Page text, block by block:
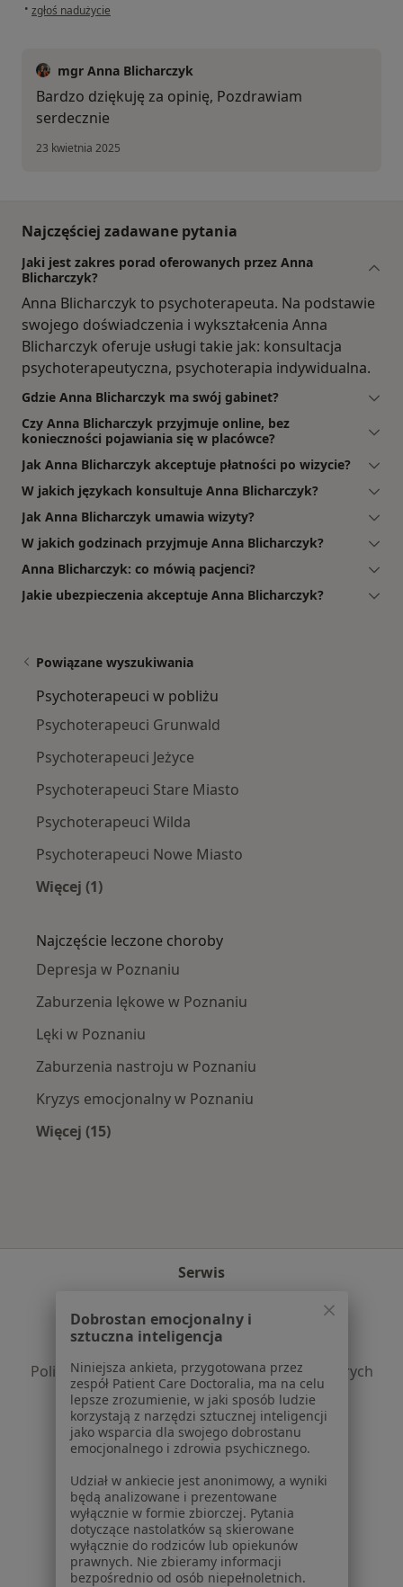
• w opinii użytkownika B. Szczepan
zgłoś nadużycie
mgr Anna Blicharczyk
Bardzo dziękuję za opinię, Pozdrawiam
serdecznie
23 kwietnia 2025
Najczęściej zadawane pytania
Jaki jest zakres porad oferowanych przez Anna
Blicharczyk?
Anna Blicharczyk to psychoterapeuta. Na podstawie
swojego doświadczenia i wykształcenia Anna
Blicharczyk oferuje usługi takie jak: konsultacja
psychoterapeutyczna, psychoterapia indywidualna.
Gdzie Anna Blicharczyk ma swój gabinet?
Czy Anna Blicharczyk przyjmuje online, bez
konieczności pojawiania się w placówce?
Jak Anna Blicharczyk akceptuje płatności po wizycie?
W jakich językach konsultuje Anna Blicharczyk?
Jak Anna Blicharczyk umawia wizyty?
W jakich godzinach przyjmuje Anna Blicharczyk?
Anna Blicharczyk: co mówią pacjenci?
Jakie ubezpieczenia akceptuje Anna Blicharczyk?
Powiązane wyszukiwania
Psychoterapeuci w pobliżu
Psychoterapeuci Grunwald
Psychoterapeuci Jeżyce
Psychoterapeuci Stare Miasto
Psychoterapeuci Wilda
Psychoterapeuci Nowe Miasto
Więcej (1)
Najczęście leczone choroby
Depresja w Poznaniu
Zaburzenia lękowe w Poznaniu
Lęki w Poznaniu
Zaburzenia nastroju w Poznaniu
Kryzys emocjonalny w Poznaniu
Więcej (15)
Serwis
Polityka prywatności pacjentów
Polityka prywatności profesjonalistów
Polityka prywatności dla profesjonalistów, których
dane pozyskaliśmy samodzielnie
Polityka cookies
Jak działają wyniki wyszukiwania
Dostępność
O nas
Praca
Rekrutujemy!
Partnerzy
Centrum prasowe
Kontakt
Dobrostan emocjonalny i
sztuczna inteligencja
Niniejsza ankieta, przygotowana przez
zespół Patient Care Doctoralia, ma na celu
lepsze zrozumienie, w jaki sposób ludzie
korzystają z narzędzi sztucznej inteligencji
jako wsparcia dla swojego dobrostanu
emocjonalnego i zdrowia psychicznego.
Udział w ankiecie jest anonimowy, a wyniki
będą analizowane i prezentowane
wyłącznie w formie zbiorczej. Pytania
dotyczące nastolatków są skierowane
wyłącznie do rodziców lub opiekunów
prawnych. Nie zbieramy informacji
bezpośrednio od osób niepełnoletnich.